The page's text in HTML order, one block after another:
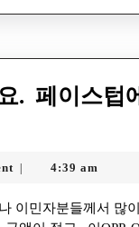
. 페이스텁
| 4:39 am